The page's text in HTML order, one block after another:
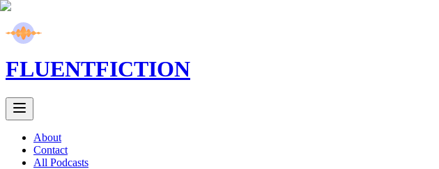
FLUENTFICTION
About
Contact
All Podcasts